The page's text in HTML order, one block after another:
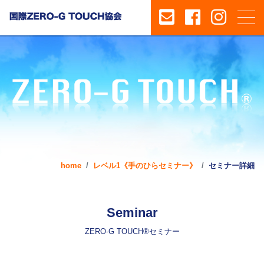
home レベル1《手のひらセミナー》 セミナー詳細
Seminar
ZERO-G TOUCH®セミナー